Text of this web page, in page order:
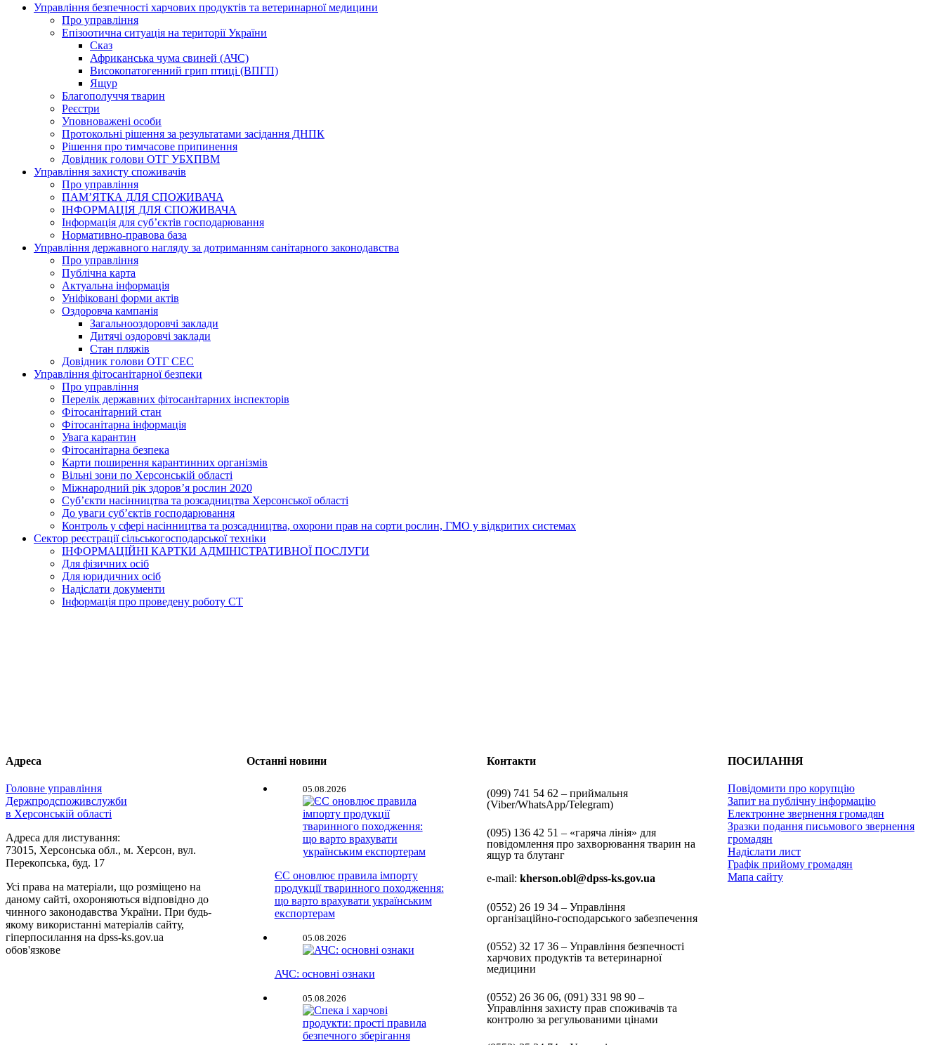
Управління безпечності харчових продуктів та ветеринарної медицини
Про управління
Епізоотична ситуація на території України
Сказ
Африканська чума свиней (АЧС)
Високопатогенний грип птиці (ВПГП)
Ящур
Благополуччя тварин
Реєстри
Уповноважені особи
Протокольні рішення за результатами засідання ДНПК
Рішення про тимчасове припинення
Довідник голови ОТГ УБХПВМ
Управління захисту споживачів
Про управління
ПАМ’ЯТКА ДЛЯ СПОЖИВАЧА
ІНФОРМАЦІЯ ДЛЯ СПОЖИВАЧА
Інформація для суб’єктів господарювання
Нормативно-правова база
Управління державного нагляду за дотриманням санітарного законодавства
Про управління
Публічна карта
Актуальна інформація
Уніфіковані форми актів
Оздоровча кампанія
Загальнооздоровчі заклади
Дитячі оздоровчі заклади
Стан пляжів
Довідник голови ОТГ СЕС
Управління фітосанітарної безпеки
Про управління
Перелік державних фітосанітарних інспекторів
Фітосанітарний стан
Фітосанітарна інформація
Увага карантин
Фітосанітарна безпека
Карти поширення карантинних організмів
Вільні зони по Херсонській області
Міжнародний рік здоров’я рослин 2020
Суб’єкти насінництва та розсадництва Херсонської області
До уваги суб’єктів господарювання
Контроль у сфері насінництва та розсадництва, охорони прав на сорти рослин, ГМО у відкритих системах
Сектор реєстрації сільськогосподарської техніки
ІНФОРМАЦІЙНІ КАРТКИ АДМІНІСТРАТИВНОЇ ПОСЛУГИ
Для фізичних осіб
Для юридичних осіб
Надіслати документи
Інформація про проведену роботу СТ
Адреса
Головне управління
Держпродспоживслужби
в Херсонській області
Адреса для листування:
73015, Херсонська обл., м. Херсон, вул.
Перекопська, буд. 17
Усі права на матеріали, що розміщено на
даному сайті, охороняються відповідно до
чинного законодавства України. При будь-
якому використанні матеріалів сайту,
гіперпосилання на dpss-ks.gov.ua
обов'язкове
Останні новини
05.08.2026
ЄС оновлює правила імпорту
продукції тваринного походження:
що варто врахувати українським
експортерам
05.08.2026
АЧС: основні ознаки
05.08.2026
Контакти
(099) 741 54 62 – приймальня
(Viber/WhatsApp/Telegram)
(095) 136 42 51 – «гаряча лінія» для
повідомлення про захворювання тварин на
ящур та блутанг
e-mail:kherson.obl@dpss-ks.gov.ua
(0552)26 19 34 – Управління
організаційно-господарського забезпечення
(0552)32 17 36 – Управління безпечності
харчових продуктів та ветеринарної
медицини
(0552)26 36 06, (091) 331 98 90–
Управління захисту прав споживачів та
контролю за регульованими цінами
ПОСИЛАННЯ
Повідомити про корупцію
Запит на публічну інформацію
Електронне звернення громадян
Зразки подання письмового звернення
громадян
Надіслати лист
Графік прийому громадян
Мапа сайту